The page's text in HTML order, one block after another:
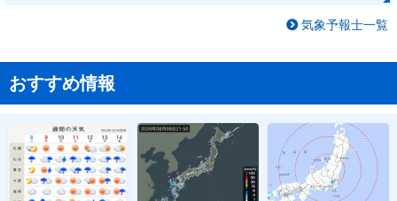
気象予報士一覧
おすすめ情報